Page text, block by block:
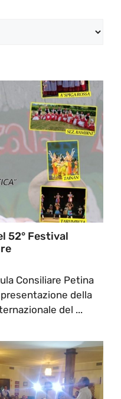
52° Festival
Consiliare Petina
della
del ...